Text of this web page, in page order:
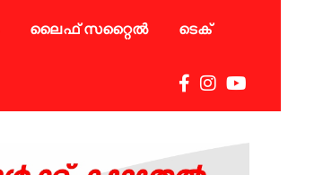
ലൈഫ് സറ്റൈൽ
ടെക്